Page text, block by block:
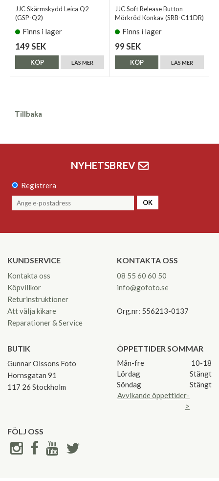
JJC Skärmskydd Leica Q2
(GSP-Q2)
Finns i lager
149 SEK
LÄS MER
KÖP
JJC Soft Release Button
Mörkröd Konkav (SRB-C11DR)
Finns i lager
99 SEK
LÄS MER
KÖP
Tillbaka
NYHETSBREV
Registrera
OK
KUNDSERVICE
Kontakta oss
Köpvillkor
Returinstruktioner
Att välja kikare
Reparationer & Service
KONTAKTA OSS
08 55 60 60 50
info@gofoto.se
Org.nr: 556213-0137
BUTIK
Gunnar Olssons Foto
Hornsgatan 91
117 26 Stockholm
ÖPPETTIDER SOMMAR
Mån-fre
10-18
Lördag
Stängt
Söndag
Stängt
Avvikande öppettider-
>
FÖLJ OSS